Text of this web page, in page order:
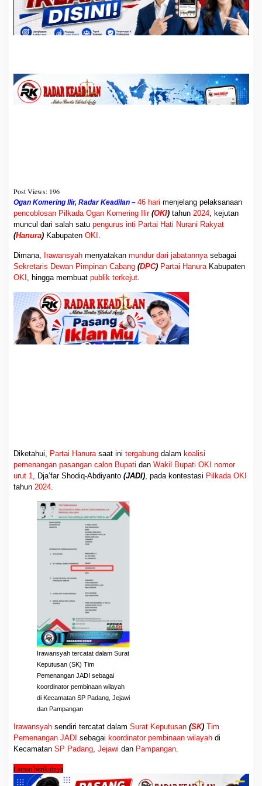
a
O
K
I
w
a
s
M
e
m
n
a
n
k
a
n
P
a
Post Views: 196
Ogan Komering Ilir, Radar Keadilan – 46 hari menjelang pelaksanaan
pencoblosan Pilkada Ogan Komering Ilir (OKI)tahun 2024, kejutan
muncul dari salah satu pengurus inti Partai Hati Nurani Rakyat
(Hanura) Kabupaten OKI .
Dimana, Irawansyahmenyatakan mundur dari jabatannyasebagai
Sekretaris Dewan Pimpinan Cabang (DPC) Partai HanuraKabupaten
OKI , hingga membuat publik terkejut.
Diketahui, Partai Hanurasaat ini tergabungdalam koalisi
pemenangan pasangan calon Bupati dan Wakil Bupati OKI nomor
urut 1, Dja’far Shodiq-Abdiyanto (JADI), pada kontestasi Pilkada OKI
tahun 2024.
Irawansyah tercatat dalam Surat
Keputusan (SK) Tim
Pemenangan JADI sebagai
koordinator pembinaan wilayah
di Kecamatan SP Padang, Jejawi
dan Pampangan
Irawansyahsendiri tercatat dalam Surat Keputusan (SK) Tim
Pemenangan JADI sebagai koordinator pembinaan wilayahdi
Kecamatan SP Padang, Jejawi dan Pampangan.
Laman berikutnya